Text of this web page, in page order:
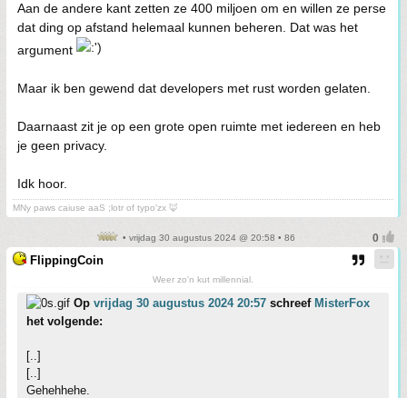
Aan de andere kant zetten ze 400 miljoen om en willen ze perse
dat ding op afstand helemaal kunnen beheren. Dat was het
argument
Maar ik ben gewend dat developers met rust worden gelaten.
Daarnaast zit je op een grote open ruimte met iedereen en heb
je geen privacy.
Idk hoor.
MNy paws caiuse aaS ;lotr of typo'zx 🦊
• vrijdag 30 augustus 2024 @ 20:58 • 86
FlippingCoin
Weer zo'n kut millennial.
Op vrijdag 30 augustus 2024 20:57 schreef MisterFox
het volgende:
[..]
[..]
Gehehhehe.